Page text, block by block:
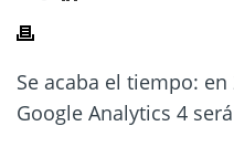
Se acaba el tiempo:
Google Analytics 4